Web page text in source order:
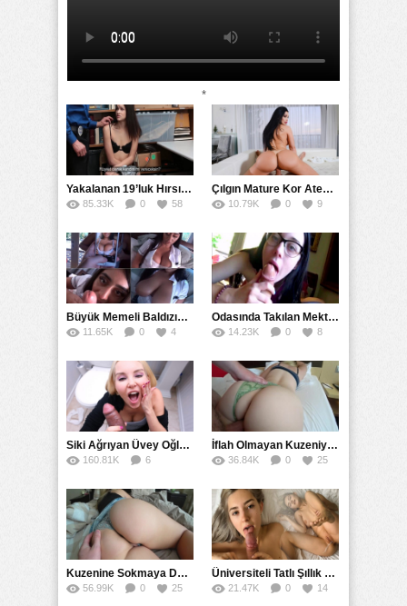
*
Yakalanan 19’luk Hırsız Bedelini Amıyla Ödedi
85.33K 0 58
Çılgın Mature Kor Ateşiyle Misafirini Yakıp Eritti
10.79K 0 9
Büyük Memeli Baldızının Takipçilerinin Çoğalması İçin Yardım Etti
11.65K 0 4
Odasında Takılan Mektepli Baldızıyla Delirmece Yaşayan Enişte
14.23K 0 8
Siki Ağrıyan Üvey Oğlunu Ağzına Boşaltarak İyileştirdi
160.81K
6
İflah Olmayan Kuzeniyle Gizlice Sikişmeye Devam Etti
36.84K 0 25
Kuzenine Sokmaya Doyamayınca Ertesi Gün Yeniden Sikti
56.99K 0 25
Üniversiteli Tatlı Şıllık Gaza Getirip İçine Boşalmasını İstedi
21.47K 0 14